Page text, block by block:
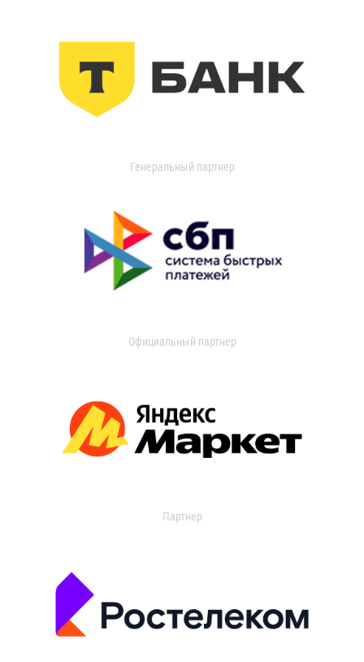
Генеральный партнер
Официальный партнер
Партнер